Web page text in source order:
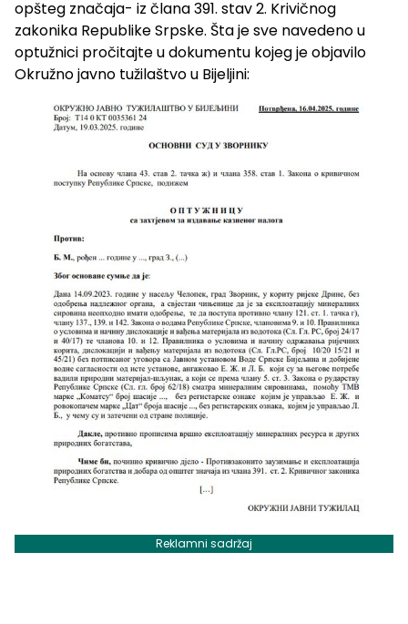
opšteg značaja- iz člana 391. stav 2. Krivičnog
zakonika Republike Srpske. Šta je sve navedeno u
optužnici pročitajte u dokumentu kojeg je objavilo
Okružno javno tužilaštvo u Bijeljini:
Reklamni sadržaj